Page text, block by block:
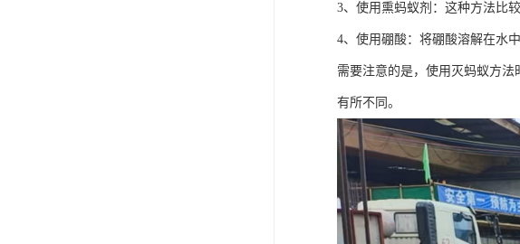
3、使用熏蚂蚁剂：这种方法比
4、使用硼酸：将硼酸溶解在水
需要注意的是，使用灭蚂蚁方
有所不同。